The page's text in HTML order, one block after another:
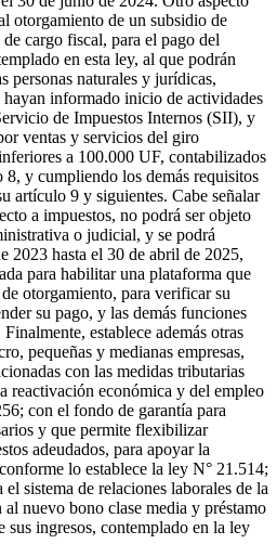
otorgamiento de un subsidio de
cargo fiscal, para el pago del
en esta ley, al que podrán
personas naturales y jurídicas,
informado inicio de actividades
de Impuestos Internos (SII), y
ventas y servicios del giro
a 100.000 UF, contabilizados
8, y cumpliendo los demás requisitos
artículo 9 y siguientes. Cabe señalar
a impuestos, no podrá ser objeto
o judicial, y se podrá
2023 hasta el 30 de abril de 2025,
para habilitar una plataforma que
otorgamiento, para verificar su
su pago, y las demás funciones
establece además otras
pequeñas y medianas empresas,
con las medidas tributarias
reactivación económica y del empleo
con el fondo de garantía para
y que permite flexibilizar
adeudados, para apoyar la
lo establece la ley N° 21.514;
sistema de relaciones laborales de la
nuevo bono clase media y préstamo
sus ingresos, contemplado en la ley